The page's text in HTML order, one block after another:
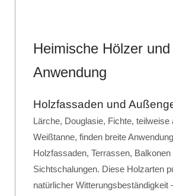
Heimische Hölzer
Anwendung
Holzfassaden und
Lärche, Douglasie, Fichte, teilweise
Weißtanne, finden breite
Holzfassaden, Terrassen, Balkonen
Sichtschalungen. Diese Holzarten
natürlicher Witterungsbeständigkeit